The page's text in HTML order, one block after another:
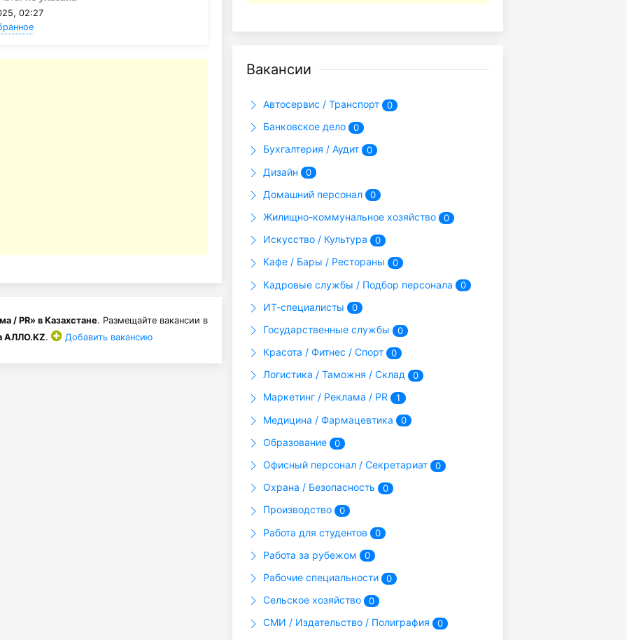
02:27
/ PR» в Казахстане. Размещайте вакансии в
АЛЛО.KZ. Добавить вакансию
Вакансии
Автосервис / Транспорт 0
Банковское дело 0
Бухгалтерия / Аудит 0
Дизайн 0
Домашний персонал 0
Жилищно-коммунальное хозяйство 0
Искусство / Культура 0
Кафе / Бары / Рестораны 0
Кадровые службы / Подбор персонала 0
ИТ-специалисты 0
Государственные службы 0
Красота / Фитнес / Спорт 0
Логистика / Таможня / Склад 0
Маркетинг / Реклама / PR 1
Медицина / Фармацевтика 0
Образование 0
Офисный персонал / Секретариат 0
Охрана / Безопасность 0
Производство 0
Работа для студентов 0
Работа за рубежом 0
Рабочие специальности 0
Сельское хозяйство 0
СМИ / Издательство / Полиграфия 0